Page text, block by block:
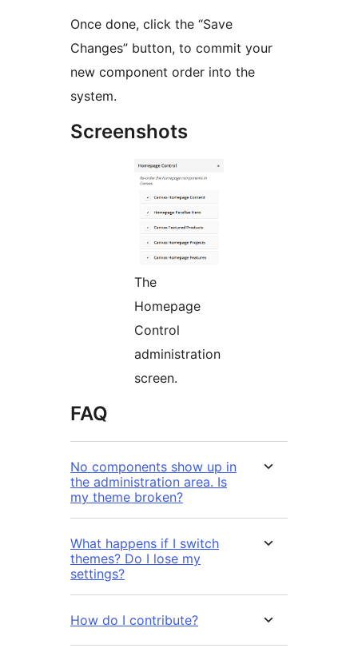
Once done, click the “Save
Changes” button, to commit your
new component order into the
system.
Screenshots
The
Homepage
Control
administration
screen.
FAQ
No components show up in
the administration area. Is
my theme broken?
What happens if I switch
themes? Do I lose my
settings?
How do I contribute?